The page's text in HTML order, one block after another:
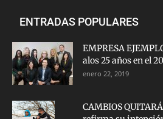
ENTRADAS POPULARES
EMPRESA
alos 25 años en el
enero 22, 2019
CAMBIOS